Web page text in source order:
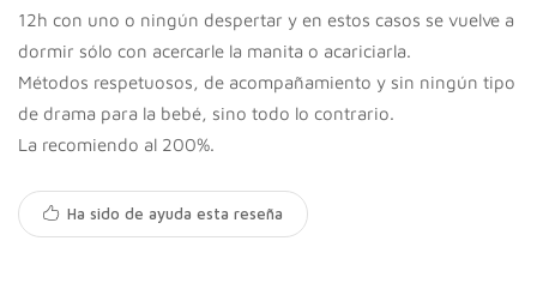
12h con uno o ningún despertar y en estos casos se vuelve a
dormir sólo con acercarle la manita o acariciarla.
Métodos respetuosos, de acompañamiento y sin ningún tipo
de drama para la bebé, sino todo lo contrario.
La recomiendo al 200%.
Ha sido de ayuda esta reseña